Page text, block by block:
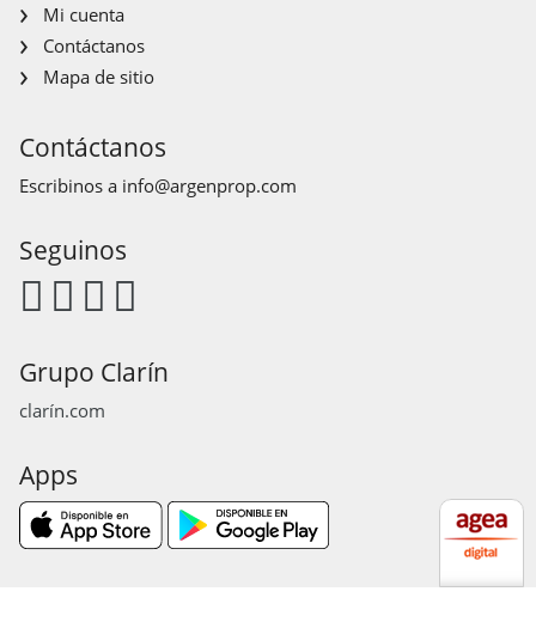
Mi cuenta
Contáctanos
Mapa de sitio
Contáctanos
Escribinos a info@argenprop.com
Seguinos
Grupo Clarín
clarín.com
Apps